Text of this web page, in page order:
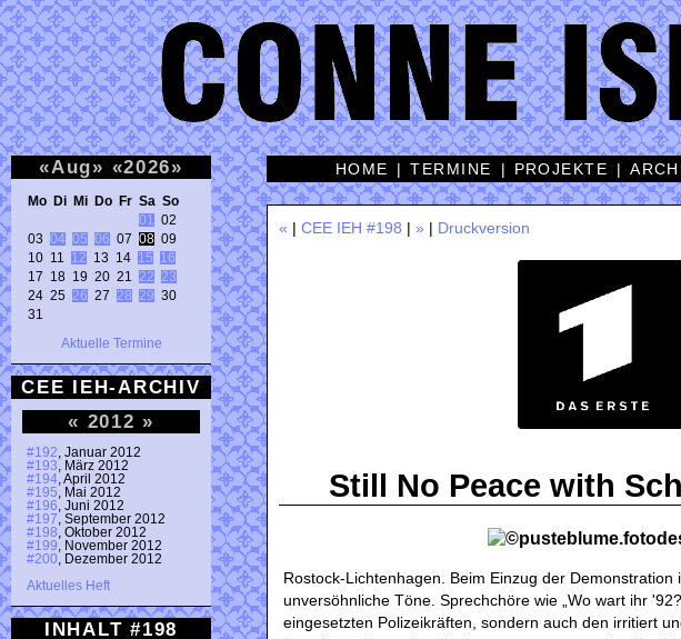
«Aug» «2026»
Mo Di Mi Do Fr Sa So
01
02
03 04 05 06 07 08 09
10 11 12 13 14 15
16
17 18 19 20 21 22
23
24 25 26 27 28 29 30
31
Aktuelle Termine
CEE IEH-ARCHIV
« 2012 »
#192 , Januar 2012
#193 , März 2012
#194 , April 2012
#195 , Mai 2012
#196 , Juni 2012
#197 , September 2012
#198 , Oktober 2012
#199 , November 2012
#200 , Dezember 2012
Aktuelles Heft
INHALT #198
HOME |TERMINE | PROJEKTE |
« | CEE IEH #198 | » | Druckversion
Still No Peace with
Rostock-Lichtenhagen. Beim Einzug der
unversöhnliche Töne. Sprechchöre wie „Wo wart ihr
eingesetzten Polizeikräften, sondern auch den irritiert